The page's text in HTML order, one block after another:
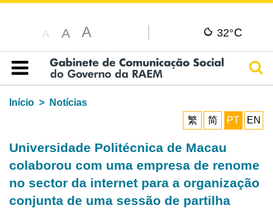
A A A 32°C
Índice
Início
Notícias
繁
简 PT EN
Universidade Politécnica de Macau
colaborou com uma empresa de renome
no sector da internet para a organização
conjunta de uma sessão de partilha